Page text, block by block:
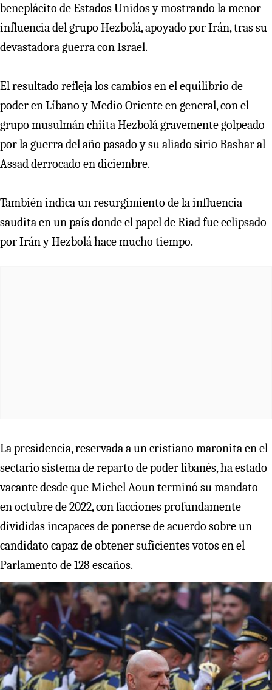
beneplácito de Estados Unidos y mostrando la menor
influencia del grupo Hezbolá, apoyado por Irán, tras su
devastadora guerra con Israel.
El resultado refleja los cambios en el equilibrio de
poder en Líbano y Medio Oriente en general, con el
grupo musulmán chiita Hezbolá gravemente golpeado
por la guerra del año pasado y su aliado sirio Bashar al-
Assad derrocado en diciembre.
También indica un resurgimiento de la influencia
saudita en un país donde el papel de Riad fue eclipsado
por Irán y Hezbolá hace mucho tiempo.
La presidencia, reservada a un cristiano maronita en el
sectario sistema de reparto de poder libanés, ha estado
vacante desde que Michel Aoun terminó su mandato
en octubre de 2022, con facciones profundamente
divididas incapaces de ponerse de acuerdo sobre un
candidato capaz de obtener suficientes votos en el
Parlamento de 128 escaños.